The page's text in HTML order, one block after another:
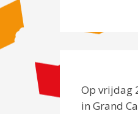
Op vrijdag
in Grand